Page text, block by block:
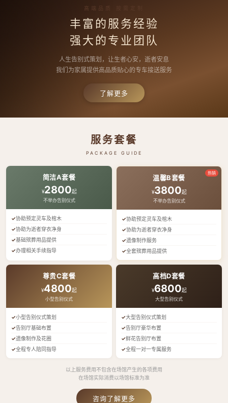
高端品质 按需定制
丰富的服务经验
强大的专业团队
人生告别式策划，让生者心安，逝者安息
我们为家属提供高品质贴心的专车接送服务
了解更多
服务套餐
PACKAGE GUIDE
简洁A套餐
¥2800起
不举办告别仪式
协助预定灵车及棺木
协助为逝者穿衣净身
基础殡葬用品提供
办理相关手续指导
热销
温馨B套餐
¥3800起
不举办告别仪式
协助预定灵车及棺木
协助为逝者穿衣净身
遗像制作服务
全套殡葬用品提供
尊贵C套餐
¥4800起
小型告别仪式
小型告别仪式策划
告别厅基础布置
遗像制作及花圈
全程专人陪同指导
高档D套餐
¥6800起
大型告别仪式
大型告别仪式策划
告别厅豪华布置
鲜花告别厅布置
全程一对一专属服务
以上服务费用不包含在场馆产生的各项费用
在场馆实际消费以场馆标准为准
咨询了解更多